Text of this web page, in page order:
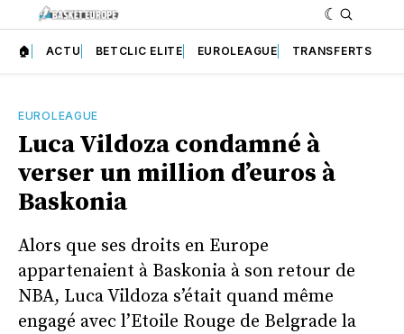
🏠 ACTU BETCLIC ELITE EUROLEAGUE TRANSFERTS
EUROLEAGUE
Luca Vildoza condamné à
verser un million d’euros à
Baskonia
Alors que ses droits en Europe
appartenaient à Baskonia à son retour de
NBA, Luca Vildoza s’était quand même
engagé avec l’Etoile Rouge de Belgrade la